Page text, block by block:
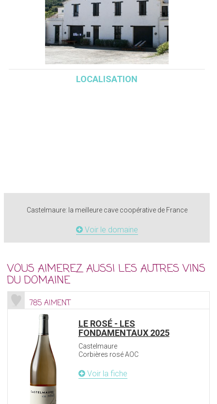
LOCALISATION
Castelmaure: la meilleure cave coopérative de France
Voir le domaine
VOUS AIMEREZ AUSSI LES AUTRES VINS
DU DOMAINE
785 AIMENT
LE ROSÉ - LES
FONDAMENTAUX 2025
Castelmaure
Corbières rosé AOC
Voir la fiche